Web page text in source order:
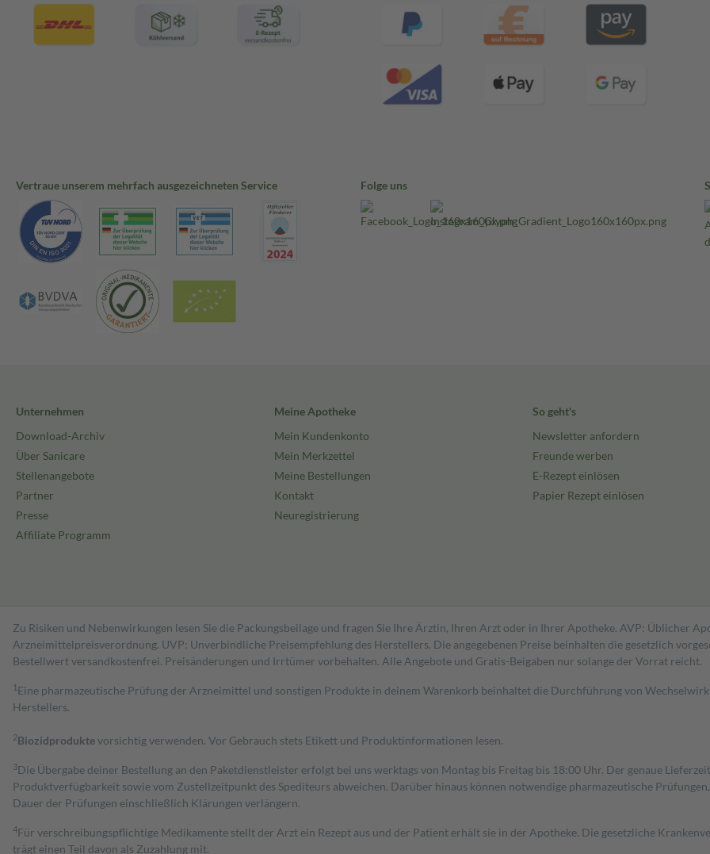
Vertraue unserem mehrfach ausgezeichneten Service Folge uns
Unternehmen
Download-Archiv
Über Sanicare
Stellenangebote
Partner
Presse
Affiliate Programm
Meine Apotheke
Mein Kundenkonto
Mein Merkzettel
Meine Bestellungen
Kontakt
Neuregistrierung
So geht's
Newsletter anfordern
Freunde werben
E-Rezept einlösen
Papier Rezept einlösen
Zu Risiken und Nebenwirkungen lesen Sie die Packungsbeilage und fragen Sie Ihre Ärztin, Ihren Arzt oder in Ihrer Apotheke. AVP: Üblicher
Arzneimittelpreisverordnung. UVP: Unverbindliche Preisempfehlung des Herstellers. Die angegebenen Preise beinhalten die gesetzlich
Bestell­wert versand­kosten­frei. Preisänderungen und Irrtümer vorbehalten. Alle Angebote und Gratis-Beigaben nur solange der Vorrat reicht.
1 Eine pharmazeutische Prüfung der Arzneimittel und sonstigen Produkte in deinem Warenkorb beinhaltet die Durchführung von
Herstellers.
2Biozidproduktevorsichtig verwenden. Vor Gebrauch stets Etikett und Produktinformationen lesen.
3Die Übergabe deiner Bestellung an den Paketdienstleister erfolgt bei uns werktags von Montag bis Freitag bis 18:00 Uhr. Der genaue
Produktverfügbarkeit sowie vom Zustellzeitpunkt des Spediteurs abweichen. Darüber hinaus können notwendige pharmazeutische
Dauer der Prüfungen einschließlich Klärungen verlängern.
4Für verschreibungspflichtige Medikamente stellt der Arzt ein Rezept aus und der Patient erhält sie in der Apotheke. Die gesetzliche
trägt einen Teil davon als Zuzahlung mit.